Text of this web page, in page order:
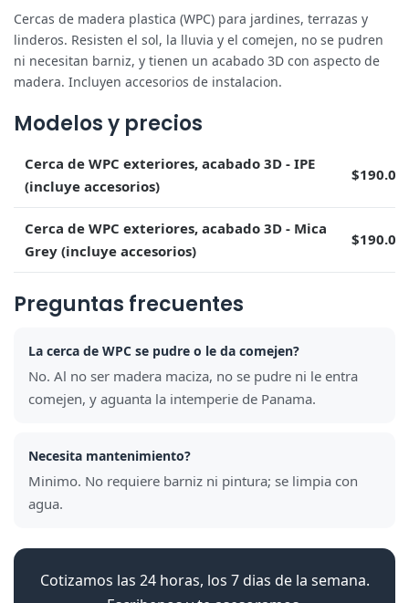
Cercas de madera plastica (WPC) para jardines, terrazas y
linderos. Resisten el sol, la lluvia y el comejen, no se pudren
ni necesitan barniz, y tienen un acabado 3D con aspecto de
madera. Incluyen accesorios de instalacion.
Modelos y precios
Cerca de WPC exteriores, acabado 3D - IPE
(incluye accesorios)
$190.00
Cerca de WPC exteriores, acabado 3D - Mica
Grey (incluye accesorios)
$190.00
Preguntas frecuentes
La cerca de WPC se pudre o le da comejen?
No. Al no ser madera maciza, no se pudre ni le entra
comejen, y aguanta la intemperie de Panama.
Necesita mantenimiento?
Minimo. No requiere barniz ni pintura; se limpia con
agua.
Cotizamos las 24 horas, los 7 dias de la semana.